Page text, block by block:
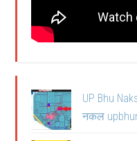
UP Bhu
नकल